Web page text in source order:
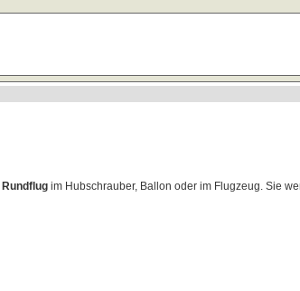
Rundflug im Hubschrauber, Ballon oder im Flugzeug. Sie